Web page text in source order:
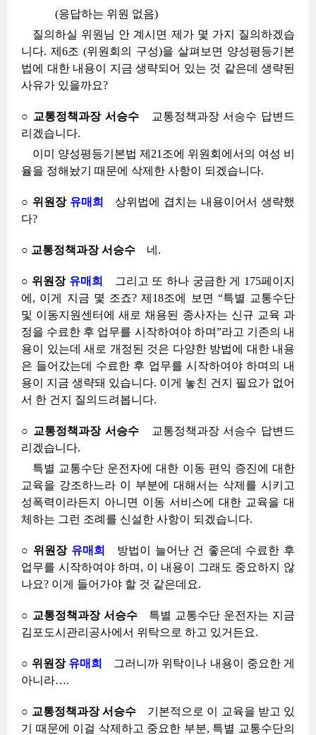
(응답하는 위원 없음)
질의하실 위원님 안 계시면 제가 몇 가지 질의하겠습
니다. 제6조 (위원회의 구성)을 살펴보면 양성평등기본
법에 대한 내용이 지금 생략되어 있는 것 같은데 생략된
사유가 있을까요?
○ 교통정책과장 서승수
교통정책과장 서승수 답변드
리겠습니다.
이미 양성평등기본법 제21조에 위원회에서의 여성 비
율을 정해놨기 때문에 삭제한 사항이 되겠습니다.
○ 위원장 유매희
상위법에 겹치는 내용이어서 생략했
다?
○ 교통정책과장 서승수 네.
○ 위원장 유매희
그리고 또 하나 궁금한 게 175페이지
에, 이게 지금 몇 조죠? 제18조에 보면 “특별 교통수단
및 이동지원센터에 새로 채용된 종사자는 신규 교육 과
정을 수료한 후 업무를 시작하여야 하며”라고 기존의 내
용이 있는데 새로 개정된 것은 다양한 방법에 대한 내용
은 들어갔는데 수료한 후 업무를 시작하여야 하며의 내
용이 지금 생략돼 있습니다. 이게 놓친 건지 필요가 없어
서 한 건지 질의드려봅니다.
○ 교통정책과장 서승수
교통정책과장 서승수 답변드
리겠습니다.
특별 교통수단 운전자에 대한 이동 편익 증진에 대한
교육을 강조하느라 이 부분에 대해서는 삭제를 시키고
성폭력이라든지 아니면 이동 서비스에 대한 교육을 대
체하는 그런 조례를 신설한 사항이 되겠습니다.
○ 위원장 유매희
방법이 늘어난 건 좋은데 수료한 후
업무를 시작하여야 하며, 이 내용이 그래도 중요하지 않
나요? 이게 들어가야 할 것 같은데요.
○ 교통정책과장 서승수
특별 교통수단 운전자는 지금
김포도시관리공사에서 위탁으로 하고 있거든요.
○ 위원장 유매희
그러니까 위탁이나 내용이 중요한 게
아니라….
○ 교통정책과장 서승수
기본적으로 이 교육을 받고 있
기 때문에 이걸 삭제하고 중요한 부분, 특별 교통수단의